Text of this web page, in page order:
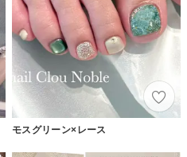
モスグリーン×レース